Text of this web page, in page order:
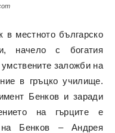
в местното българско
начело с богатия
заложби на
в гръцко училище.
Бенков и заради
на гърците е
Бенков – Андрея